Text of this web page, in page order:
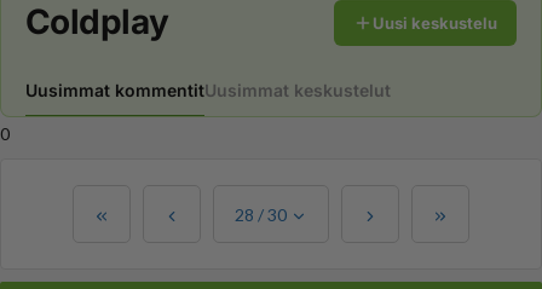
Coldplay Uusi keskustelu
Uusimmat kommentitUusimmat keskustelut
0
28 /30